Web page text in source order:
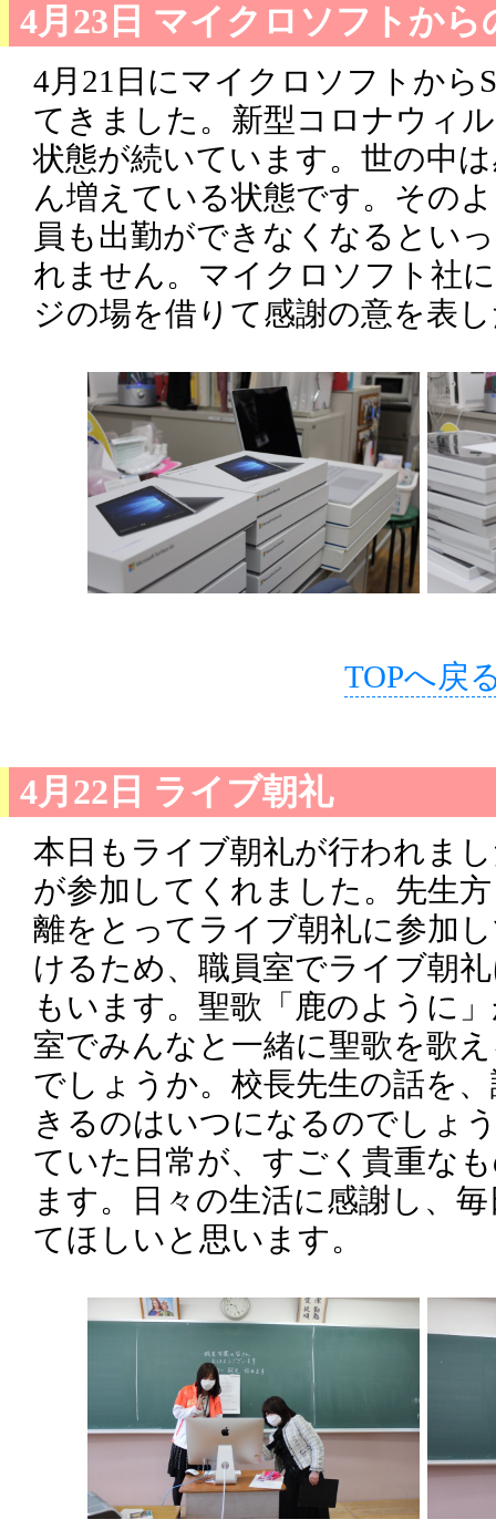
4月23日 マイクロソフトから
4月21日にマイクロソフトから
てきました。新型コロナウィ
状態が続いています。世の中
ん増えている状態です。その
員も出勤ができなくなるとい
れません。マイクロソフト社
ジの場を借りて感謝の意を表
TOPへ戻
4月22日 ライブ朝礼
本日もライブ朝礼が行われま
が参加してくれました。先生
離をとってライブ朝礼に参加
けるため、職員室でライブ朝
もいます。聖歌「鹿のように
室でみんなと一緒に聖歌を歌
でしょうか。校長先生の話を
きるのはいつになるのでしょ
ていた日常が、すごく貴重な
ます。日々の生活に感謝し、
てほしいと思います。